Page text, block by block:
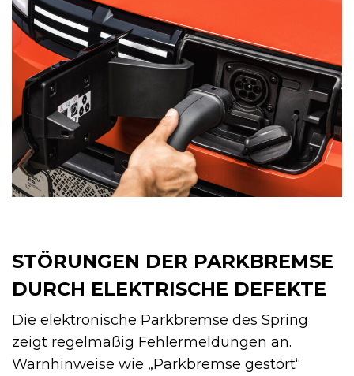
STÖRUNGEN DER PARKBREMSE
DURCH ELEKTRISCHE DEFEKTE
Die elektronische Parkbremse des Spring
zeigt regelmäßig Fehlermeldungen an.
Warnhinweise wie „Parkbremse gestört“